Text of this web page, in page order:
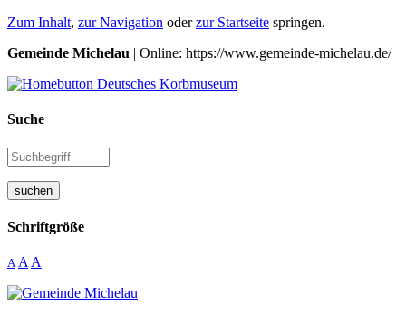
Zum Inhalt, zur Navigation oderzur Startseite springen.
Gemeinde Michelau | Online: https://www.gemeinde-michelau.de/
Suche
suchen
Schriftgröße
A A A